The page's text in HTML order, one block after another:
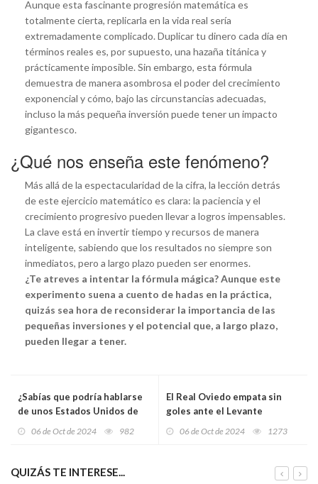
Aunque esta fascinante progresión matemática es
totalmente cierta, replicarla en la vida real sería
extremadamente complicado. Duplicar tu dinero cada día en
términos reales es, por supuesto, una hazaña titánica y
prácticamente imposible. Sin embargo, esta fórmula
demuestra de manera asombrosa el poder del crecimiento
exponencial y cómo, bajo las circunstancias adecuadas,
incluso la más pequeña inversión puede tener un impacto
gigantesco.
¿Qué nos enseña este fenómeno?
Más allá de la espectacularidad de la cifra, la lección detrás
de este ejercicio matemático es clara: la paciencia y el
crecimiento progresivo pueden llevar a logros impensables.
La clave está en invertir tiempo y recursos de manera
inteligente, sabiendo que los resultados no siempre son
inmediatos, pero a largo plazo pueden ser enormes.
¿Te atreves a intentar la fórmula mágica? Aunque este
experimento suena a cuento de hadas en la práctica,
quizás sea hora de reconsiderar la importancia de las
pequeñas inversiones y el potencial que, a largo plazo,
pueden llegar a tener.
¿Sabías que podría hablarse
de unos Estados Unidos de
06 de Oct de 2024 982
El Real Oviedo empata sin
goles ante el Levante
06 de Oct de 2024 1273
QUIZÁS TE INTERESE...